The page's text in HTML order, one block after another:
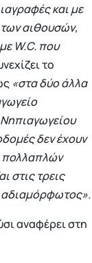
και με
αιθουσών,
W.C. που
το
«στα δύο άλλα
δεν έχουν
πολλαπλών
στις τρεις
αδιαμόρφωτος».
αναφέρει στη